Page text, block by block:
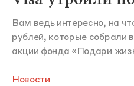
Вам ведь интересно, на
рублей, которые собрали
акции фонда «Подари
Новости